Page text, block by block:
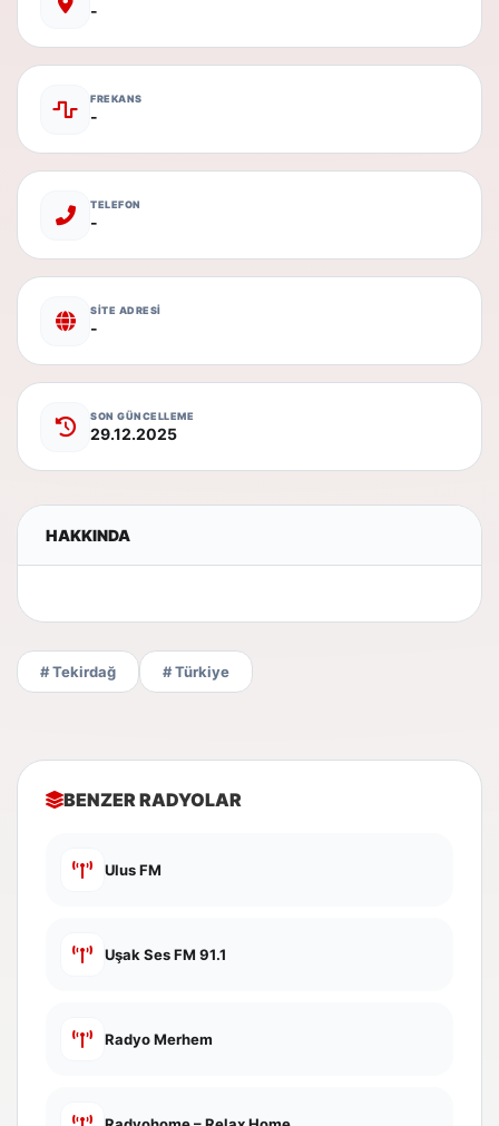
-
FREKANS
-
TELEFON
-
SİTE ADRESİ
-
SON GÜNCELLEME
29.12.2025
HAKKINDA
# Tekirdağ # Türkiye
BENZER RADYOLAR
Ulus FM
Uşak Ses FM 91.1
Radyo Merhem